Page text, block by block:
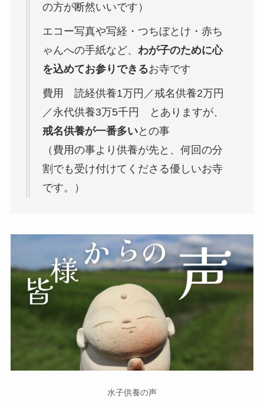
の方が断然いいです）
エコー写真や写経・つちぼとけ・赤ち
ゃんへの手紙など、 わが子のために心
を込めてお参りできるお寺です
費用 読経供養1万円／戒名供養2万円
／永代供養3万5千円 とありますが、
戒名供養が一番多いとの事
（費用の事より供養が先と、何回の分
割でも受け付けてくださる優しいお寺
です。）
水子供養の声